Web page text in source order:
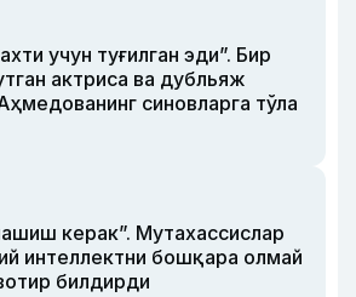
учун туғилган эди”. Бир
актриса ва дубльяж
синовларга тўла
керак”. Мутахассислар
интеллектни бошқара олмай
билдирди